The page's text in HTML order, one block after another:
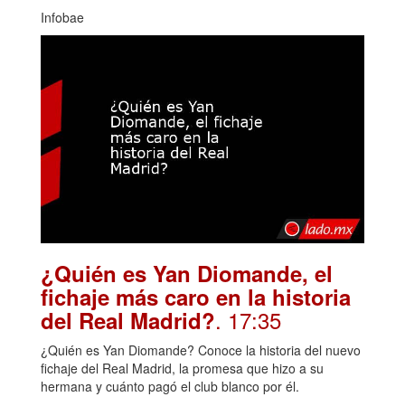
Infobae
¿Quién es Yan Diomande, el
fichaje más caro en la historia
del Real Madrid?. 17:35
¿Quién es Yan Diomande? Conoce la historia del nuevo
fichaje del Real Madrid, la promesa que hizo a su
hermana y cuánto pagó el club blanco por él.